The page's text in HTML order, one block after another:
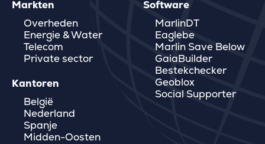
Markten
Overheden
Energie & Water
Telecom
Private sector
Kantoren
België
Nederland
Spanje
Midden-Oosten
Software
MarlinDT
Eaglebe
Marlin Save Below
GaiaBuilder
Bestekchecker
Geoblox
Social Supporter